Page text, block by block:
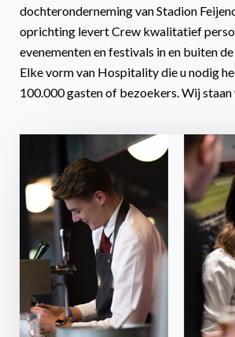
dochteronderneming van Stadion
oprichting levert Crew kwalitatief
evenementen en festivals in en buiten
Elke vorm van Hospitality die u nodig
100.000 gasten of bezoekers. Wij staan